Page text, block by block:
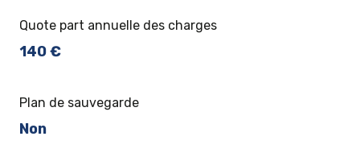
Quote part annuelle des charges
140 €
Plan de sauvegarde
Non